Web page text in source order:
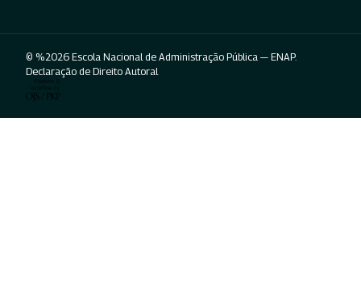
© %2026 Escola Nacional de Administração Pública — ENAP.
Declaração de Direito Autoral